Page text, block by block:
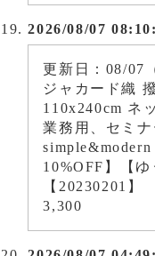
2026/08/07
更新日：08/07
ジャカード織
110x240cm ネ
業務用、セミナ
10%OFF】【ゆ
【20230201】
3,300